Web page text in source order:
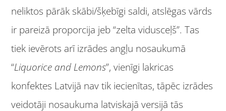
neliktos pārāk skābi/šķebīgi saldi, atslēgas vārds
ir pareizā proporcija jeb “zelta vidusceļš”. Tas
tiek ievērots arī izrādes angļu nosaukumā
“Liquorice and Lemons”, vienīgi lakricas
konfektes Latvijā nav tik iecienītas, tāpēc izrādes
veidotāji nosaukuma latviskajā versijā tās